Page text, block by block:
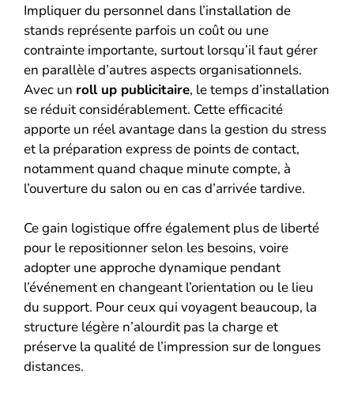
Impliquer du personnel dans l’installation de
stands représente parfois un coût ou une
contrainte importante, surtout lorsqu’il faut gérer
en parallèle d’autres aspects organisationnels.
Avec un roll up publicitaire, le temps d’installation
se réduit considérablement. Cette efficacité
apporte un réel avantage dans la gestion du stress
et la préparation express de points de contact,
notamment quand chaque minute compte, à
l’ouverture du salon ou en cas d’arrivée tardive.
Ce gain logistique offre également plus de liberté
pour le repositionner selon les besoins, voire
adopter une approche dynamique pendant
l’événement en changeant l’orientation ou le lieu
du support. Pour ceux qui voyagent beaucoup, la
structure légère n’alourdit pas la charge et
préserve la qualité de l’impression sur de longues
distances.